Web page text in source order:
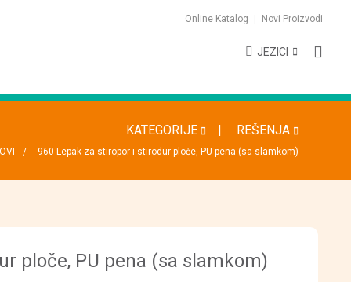
Online Katalog Novi Proizvodi
JEZICI
KATEGORIJE REŠENJA
960 Lepak za stiropor i stirodur ploče, PU pena (sa slamkom)
ploče, PU pena (sa slamkom)